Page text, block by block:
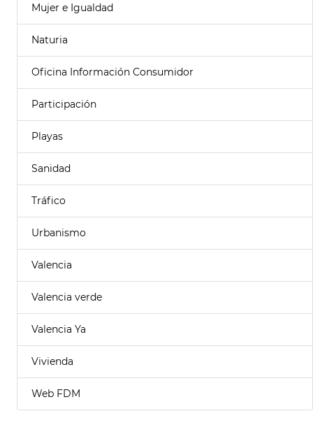
Mujer e Igualdad
Naturia
Oficina Información Consumidor
Participación
Playas
Sanidad
Tráfico
Urbanismo
Valencia
Valencia verde
Valencia Ya
Vivienda
Web FDM